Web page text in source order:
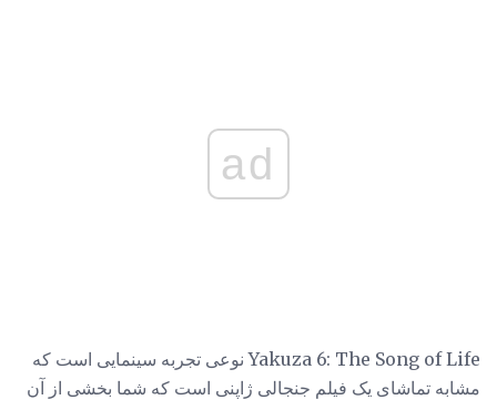
ad
Yakuza 6: The Song of Life نوعی تجربه سینمایی است که
مشابه تماشای یک فیلم جنجالی ژاپنی است که شما بخشی از آن